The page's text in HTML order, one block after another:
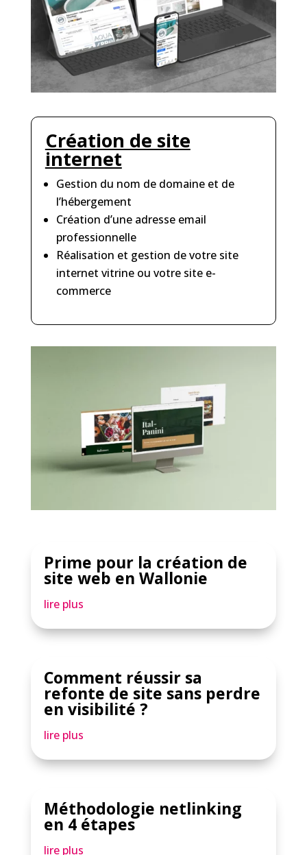
Création de site
internet
Gestion du nom de domaine et de
l’hébergement
Création d’une adresse email
professionnelle
Réalisation et gestion de votre site
internet vitrine ou votre site e-
commerce
Prime pour la création de
site web en Wallonie
lire plus
Comment réussir sa
refonte de site sans perdre
en visibilité ?
lire plus
Méthodologie netlinking
en 4 étapes
lire plus